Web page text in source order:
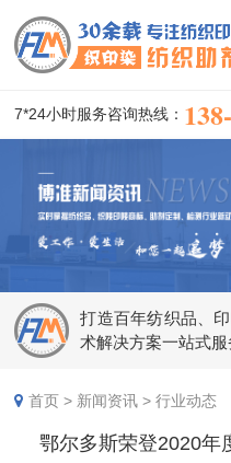
7*24小时服务咨询热线：
打造百年纺织品、
术解决方案一站式
首页 > 新闻资讯 >行业动态
鄂尔多斯荣登2020年